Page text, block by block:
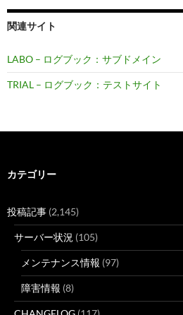
関連サイト
LABO – ログブック：サブドメイン
TRIAL – ログブック：テストサイト
カテゴリー
投稿記事 (2,145)
サーバー状況 (105)
メンテナンス情報 (97)
障害情報 (8)